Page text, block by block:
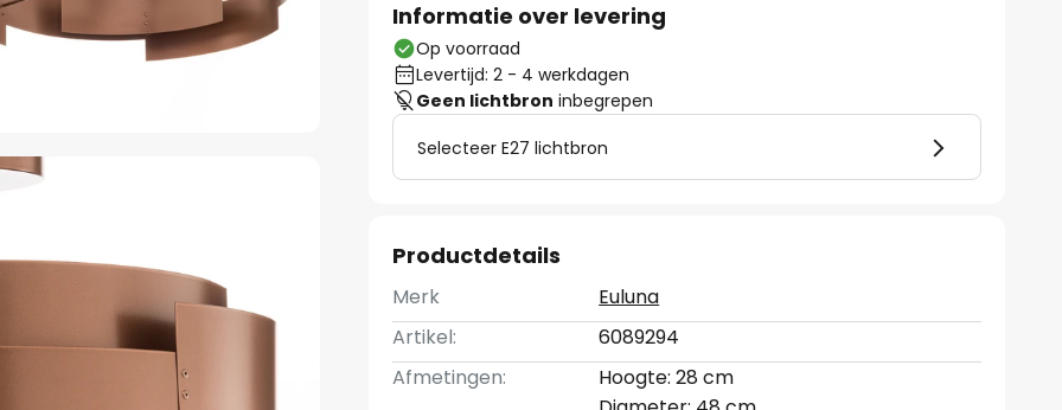
Informatie over levering
Op voorraad
Levertijd: 2 - 4 werkdagen
Geen lichtbron inbegrepen
Selecteer E27 lichtbron
Productdetails
Merk
Euluna
Artikel:
6089294
Afmetingen:
Hoogte: 28 cm